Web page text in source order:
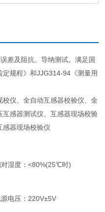
差及阻抗、导纳测试。满足国
规程》和JJG314-94《测量用
仪、全自动互感器校验仪、全
感器测试仪、互感器现场校验
感器现场校验仪
对湿度：<80%(25℃时)
源电压：220V±5V